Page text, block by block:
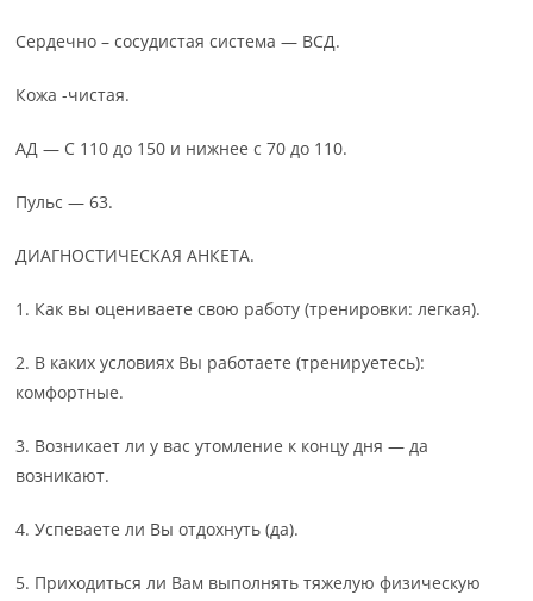
Сердечно – сосудистая система — ВСД.
Кожа -чистая.
АД — С 110 до 150 и нижнее с 70 до 110.
Пульс — 63.
ДИАГНОСТИЧЕСКАЯ АНКЕТА.
1. Как вы оцениваете свою работу (тренировки: легкая).
2. В каких условиях Вы работаете (тренируетесь):
комфортные.
3. Возникает ли у вас утомление к концу дня — да
возникают.
4. Успеваете ли Вы отдохнуть (да).
5. Приходиться ли Вам выполнять тяжелую физическую